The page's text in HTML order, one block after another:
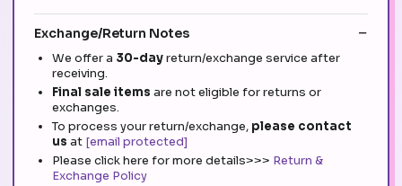
Exchange/Return Notes
We offer a 30-dayreturn/exchange service after
receiving.
Final sale items are not eligible for returns or
exchanges.
To process your return/exchange, please contact
us at [email protected]
Please click here for more details>>> Return &
Exchange Policy